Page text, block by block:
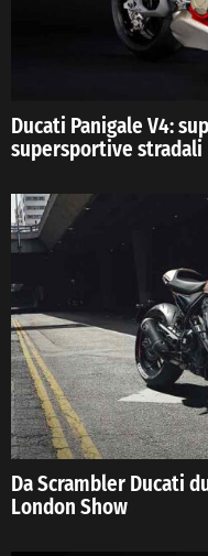
Ducati Panigale V4:
supersportive stradali
Da Scrambler Ducati
London Show